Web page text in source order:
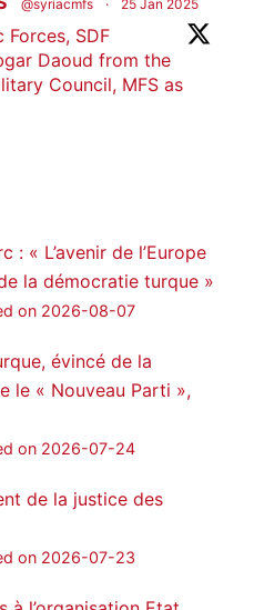
@syriacmfs · 25 Jan 2025
Forces, SDF
Daoud from the
Council, MFS as
de Bretagne a retweeté
· 24 Jan 2025
Öcalan meeting
h4lwBwQ
: « L’avenir de l’Europe
la démocratie turque »
on 2026-08-07
évincé de la
le « Nouveau Parti »,
on 2026-07-24
de la justice des
on 2026-07-23